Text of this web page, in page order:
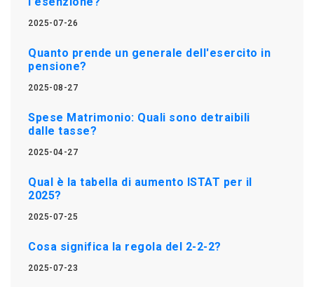
2025-07-26
Quanto prende un generale dell'esercito in
pensione?
2025-08-27
Spese Matrimonio: Quali sono detraibili
dalle tasse?
2025-04-27
Qual è la tabella di aumento ISTAT per il
2025?
2025-07-25
Cosa significa la regola del 2-2-2?
2025-07-23